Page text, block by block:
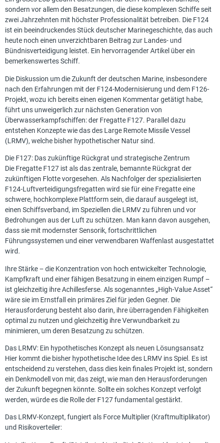
sondern vor allem den Besatzungen, die diese komplexen Schiffe seit
zwei Jahrzehnten mit höchster Professionalität betreiben. Die F124
ist ein beeindruckendes Stück deutscher Marinegeschichte, das auch
heute noch einen unverzichtbaren Beitrag zur Landes- und
Bündnisverteidigung leistet. Ein hervorragender Artikel über ein
bemerkenswertes Schiff.
Die Diskussion um die Zukunft der deutschen Marine, insbesondere
nach den Erfahrungen mit der F124-Modernisierung und dem F126-
Projekt, wozu ich bereits einen eigenen Kommentar getätigt habe,
führt uns unweigerlich zur nächsten Generation von
Überwasserkampfschiffen: der Fregatte F127. Parallel dazu
entstehen Konzepte wie das des Large Remote Missile Vessel
(LRMV), welche bisher hypothetischer Natur sind.
Die F127: Das zukünftige Rückgrat und strategische Zentrum
Die Fregatte F127 ist als das zentrale, bemannte Rückgrat der
zukünftigen Flotte vorgesehen. Als Nachfolger der spezialisierten
F124-Luftverteidigungsfregatten wird sie für eine Fregatte eine
schwere, hochkomplexe Plattform sein, die darauf ausgelegt ist,
einen Schiffsverband, im Speziellen die LRMV zu führen und vor
Bedrohungen aus der Luft zu schützen. Man kann davon ausgehen,
dass sie mit modernster Sensorik, fortschrittlichen
Führungssystemen und einer verwendbaren Waffenlast ausgestattet
wird.
Ihre Stärke – die Konzentration von hoch entwickelter Technologie,
Kampfkraft und einer fähigen Besatzung in einem einzigen Rumpf –
ist gleichzeitig ihre Achillesferse. Als sogenanntes „High-Value Asset“
wäre sie im Ernstfall ein primäres Ziel für jeden Gegner. Die
Herausforderung besteht also darin, ihre überragenden Fähigkeiten
optimal zu nutzen und gleichzeitig ihre Verwundbarkeit zu
minimieren, um deren Besatzung zu schützen.
Das LRMV: Ein hypothetisches Konzept als neuen Lösungsansatz
Hier kommt die bisher hypothetische Idee des LRMV ins Spiel. Es ist
entscheidend zu verstehen, dass dies kein finales Projekt ist, sondern
ein Denkmodell von mir, das zeigt, wie man den Herausforderungen
der Zukunft begegnen könnte. Sollte ein solches Konzept verfolgt
werden, würde es die Rolle der F127 fundamental gestärkt.
Das LRMV-Konzept, fungiert als Force Multiplier (Kraftmultiplikator)
und Risikoverteiler: